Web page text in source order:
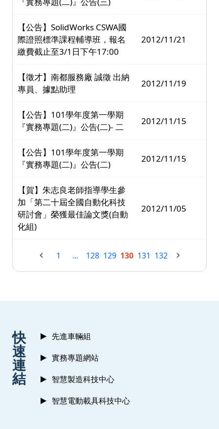
【公告】SolidWorks CSWA國
際證照標準課程輔導班，報名
繳費截止至3/1日下午17:00
2012/11/21
【徵才】南都服務廠 誠徵 出納
專員、據點助理
2012/11/19
【公告】101學年度第一學期
『實務專題(二)』公告(二)- 二
2012/11/15
【公告】101學年度第一學期
『實務專題(二)』公告(二)
2012/11/15
【賀】朱志良老師指導學生參
加「第二十屆全國自動化科技
研討會」榮獲最佳論文獎(自動
化組)
2012/11/05
1 ... 128 129 130 131 132
快
速
連
結
先進車輛組
實務專題網站
智慧製造科技中心
智慧電動載具科技中心